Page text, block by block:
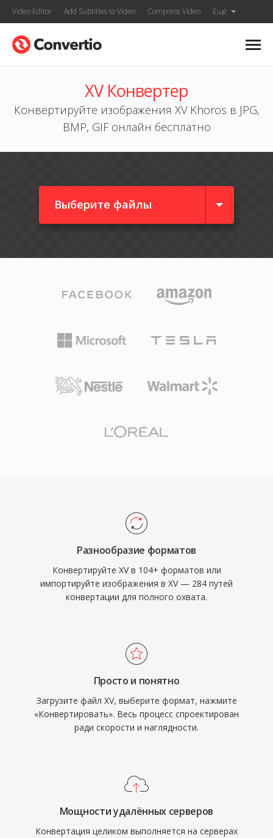
Video Editor Add Subtitles to Video Compress Video Ещё
XV Конвертер
Конвертируйте изображения XV Khoros в JPG,
BMP, GIF онлайн бесплатно
Выберите файлы
Разнообразие форматов
Конвертируйте XV в 104+ форматов или
импортируйте изображения в XV — 284 путей
конвертации для полного охвата.
Просто и понятно
Загрузите файл XV, выберите формат, нажмите
«Конвертировать». Весь процесс спроектирован
ради скорости и наглядности.
Мощности удалённых серверов
Конвертация целиком выполняется на серверах